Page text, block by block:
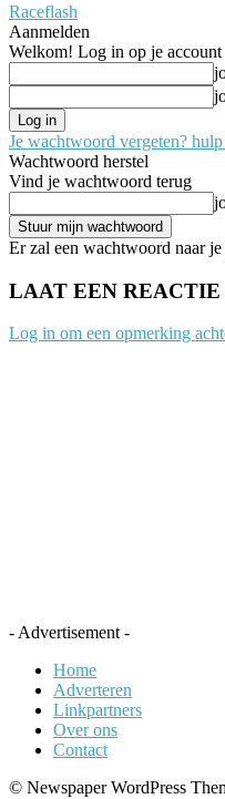
Raceflash
Aanmelden
Welkom! Log in op je account
Je wachtwoord vergeten?
Wachtwoord herstel
Vind je wachtwoord terug
Er zal een wachtwoord naar
LAAT EEN REACTIE
Log in om een opmerking
- Advertisement -
Home
Adverteren
Linkpartners
Over ons
Contact
© Newspaper WordPress